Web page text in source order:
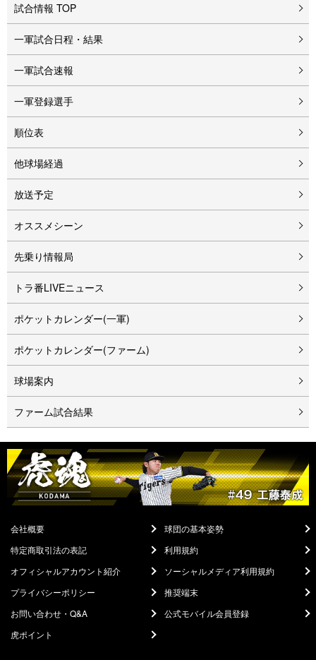
試合情報 TOP
一軍試合日程・結果
一軍試合速報
一軍登録選手
順位表
他球場経過
放送予定
オススメシーン
先乗り情報局
トラ番LIVEニュース
ポケットカレンダー(一軍)
ポケットカレンダー(ファーム)
球場案内
ファーム試合結果
会社概要
球団の基本姿勢
特定商取引法の表記
利用規約
オフィシャルアカウント紹介
ソーシャルメディア利用規約
プライバシーポリシー
推奨端末
お問い合わせ・Q&A
公式モバイル会員登録
虎ポイント